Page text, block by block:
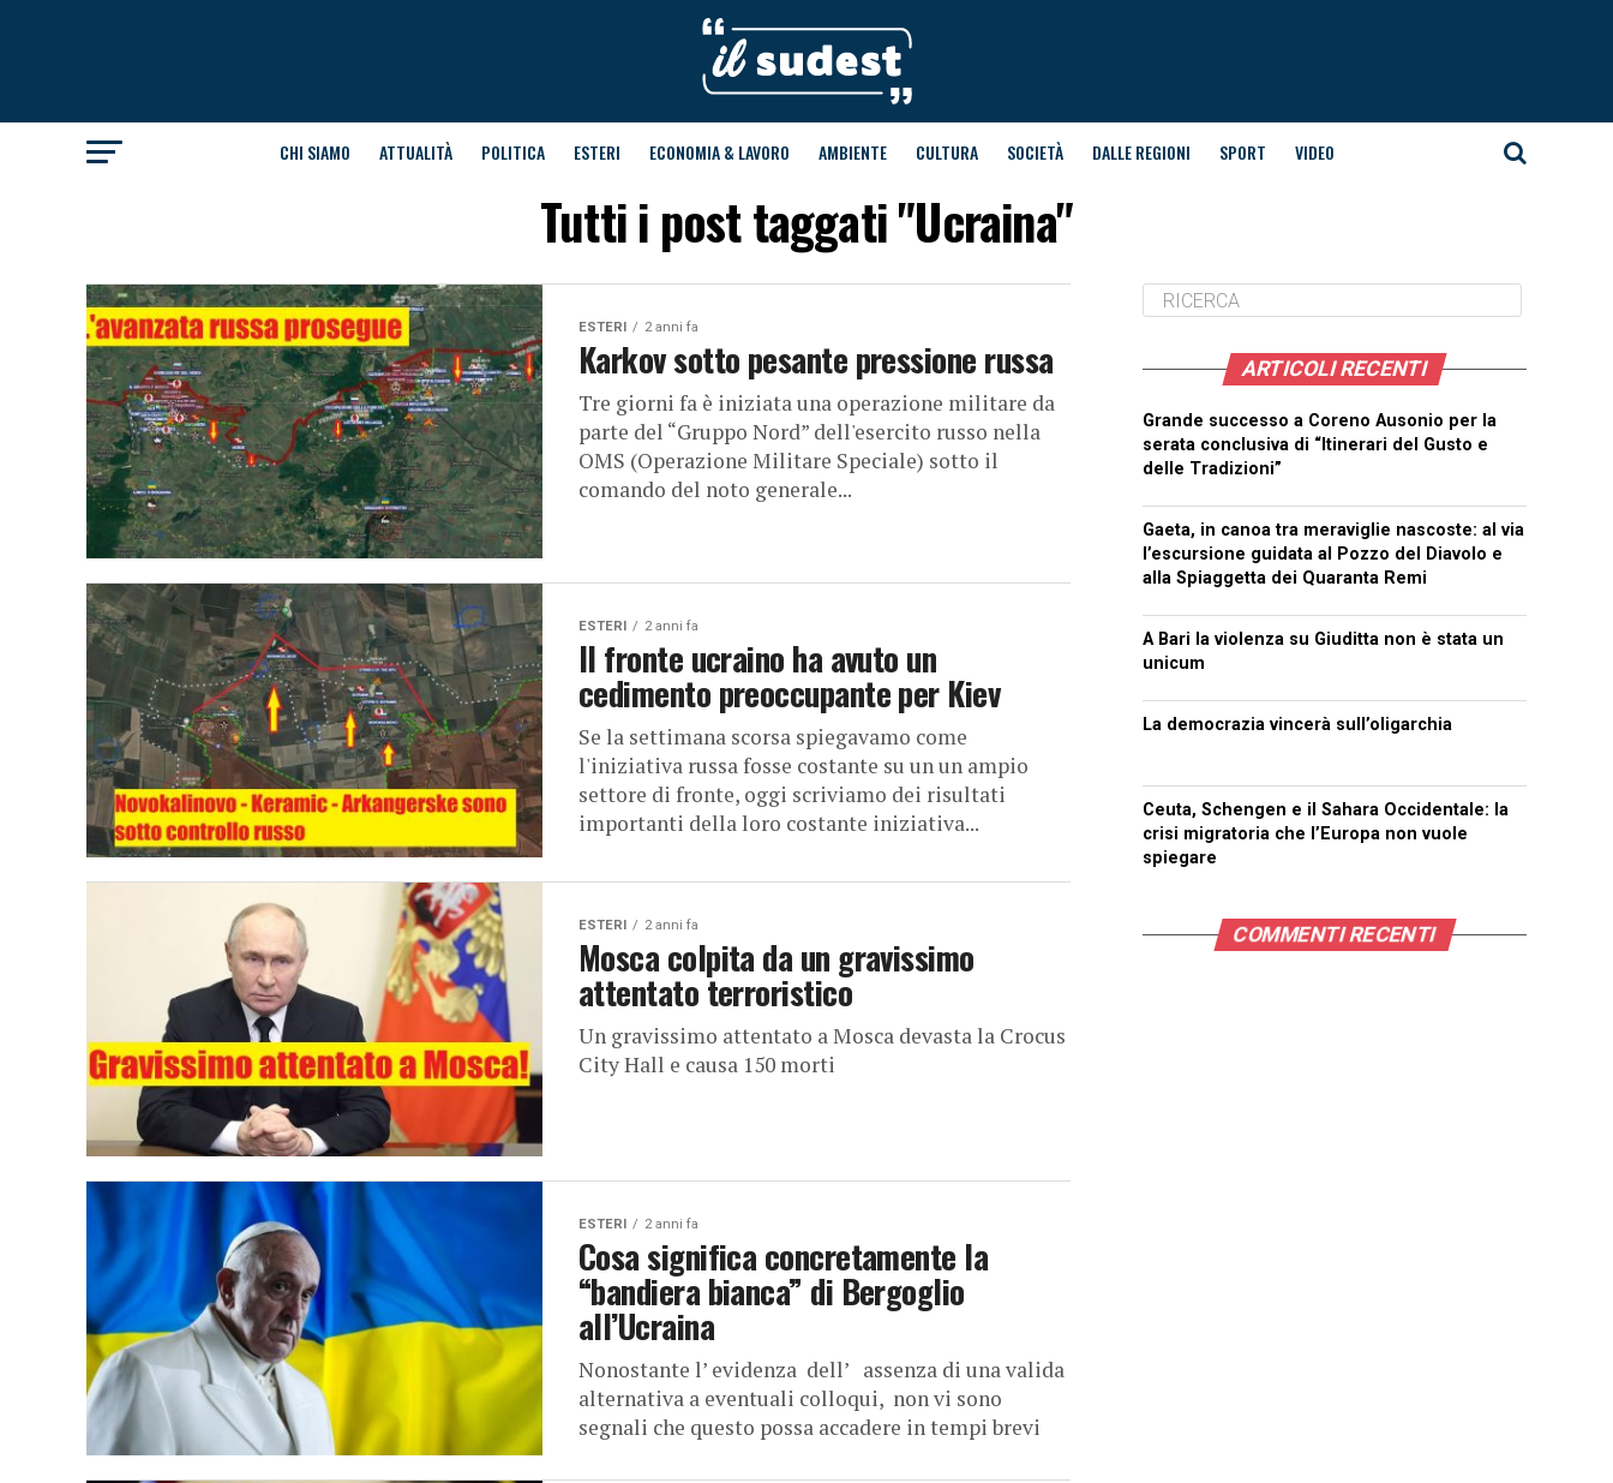
CHI SIAMO ATTUALITÀ POLITICA ESTERI ECONOMIA & LAVORO AMBIENTE CULTURA SOCIETÀ DALLE REGIONI SPORT VIDEO
Tutti i post taggati "Ucraina"
ESTERI 2 anni fa
Karkov sotto pesante pressione russa
Tre giorni fa è iniziata una operazione militare da
parte del “Gruppo Nord” dell'esercito russo nella
OMS (Operazione Militare Speciale) sotto il
comando del noto generale...
ESTERI 2 anni fa
Il fronte ucraino ha avuto un
cedimento preoccupante per Kiev
Se la settimana scorsa spiegavamo come
l'iniziativa russa fosse costante su un un ampio
settore di fronte, oggi scriviamo dei risultati
importanti della loro costante iniziativa...
ESTERI 2 anni fa
Mosca colpita da un gravissimo
attentato terroristico
Un gravissimo attentato a Mosca devasta la Crocus
City Hall e causa 150 morti
ESTERI 2 anni fa
Cosa significa concretamente la
“bandiera bianca” di Bergoglio
all’Ucraina
Nonostante l’ evidenza dell’ assenza di una valida
alternativa a eventuali colloqui, non vi sono
segnali che questo possa accadere in tempi brevi
ARTICOLI RECENTI
Grande successo a Coreno Ausonio per la
serata conclusiva di “Itinerari del Gusto e
delle Tradizioni”
Gaeta, in canoa tra meraviglie nascoste: al via
l’escursione guidata al Pozzo del Diavolo e
alla Spiaggetta dei Quaranta Remi
A Bari la violenza su Giuditta non è stata un
unicum
La democrazia vincerà sull’oligarchia
Ceuta, Schengen e il Sahara Occidentale: la
crisi migratoria che l’Europa non vuole
spiegare
COMMENTI RECENTI